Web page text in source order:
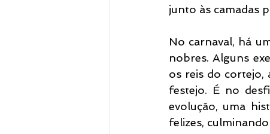
junto às camadas
No carnaval, há
nobres. Alguns
os reis do cortejo,
festejo. É no
evolução, uma
felizes,